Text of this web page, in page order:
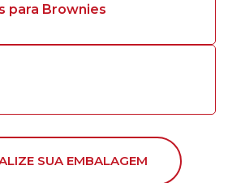
para Brownies
SUA EMBALAGEM